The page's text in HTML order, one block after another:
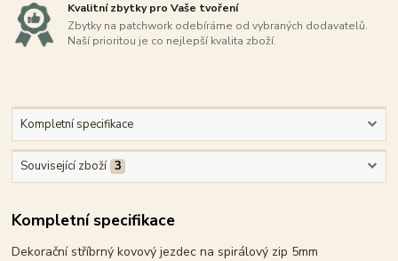
Kvalitní zbytky pro Vaše tvoření
Zbytky na patchwork odebíráme od vybraných dodavatelů.
Naší prioritou je co nejlepší kvalita zboží.
Kompletní specifikace
Související zboží 3
Kompletní specifikace
Dekorační stříbrný kovový jezdec na spirálový zip 5mm